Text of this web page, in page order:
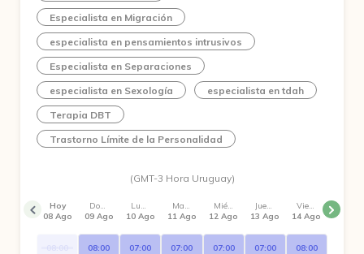
Especialista en Migración
especialista en pensamientos intrusivos
Especialista en Separaciones
especialista en Sexología
especialista en tdah
Terapia DBT
Trastorno Límite de la Personalidad
(GMT-3 Hora Uruguay)
Hoy
08 Ago
Domingo
09 Ago
08:00
Lunes
10 Ago
07:00
Martes
11 Ago
07:00
Miércoles
12 Ago
07:00
Jueves
13 Ago
07:00
Viernes
14 Ago
08:00